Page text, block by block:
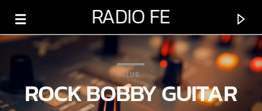
RADIO FE
CLUB
ROCK BOBBY GUITAR